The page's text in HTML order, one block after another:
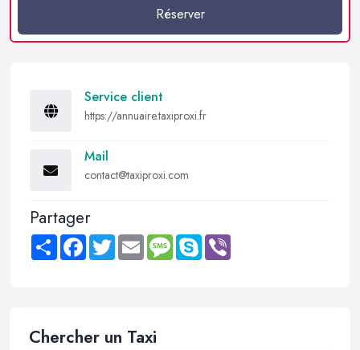
Réserver
Service client
https://annuaire.taxiproxi.fr
Mail
contact@taxiproxi.com
Partager
Share FacebookTwitter Email MessageSkype
Chercher un Taxi